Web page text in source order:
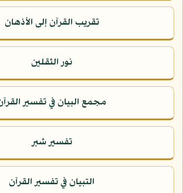
تقريب القرآن إلى الأذهان
نور الثقلين
مجمع البيان في تفسير
تفسير شبر
التبيان في تفسير القرآن